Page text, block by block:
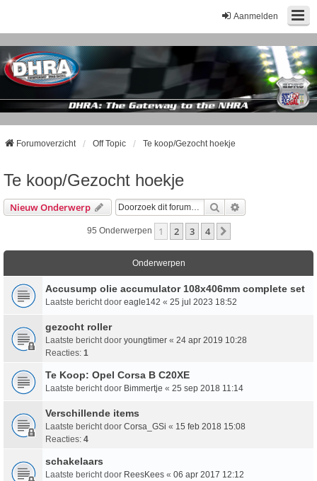
Aanmelden
Forumoverzicht Off Topic Te koop/Gezocht hoekje
Te koop/Gezocht hoekje
Nieuw Onderwerp Zoek
95 Onderwerpen 1 2 3 4
Onderwerpen
Accusump olie accumulator 108x406mm complete set
Laatste bericht door eagle142 « 25 jul 2023 18:52
gezocht roller
Laatste bericht door youngtimer « 24 apr 2019 10:28
Reacties: 1
Te Koop: Opel Corsa B C20XE
Laatste bericht door Bimmertje « 25 sep 2018 11:14
Verschillende items
Laatste bericht door Corsa_GSi « 15 feb 2018 15:08
Reacties: 4
schakelaars
Laatste bericht door ReesKees « 06 apr 2017 12:12